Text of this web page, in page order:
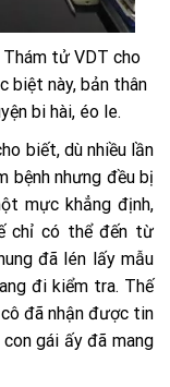
tử VDT cho
biệt này, bản thân
bi hài, éo le.
biết, dù nhiều lần
bệnh nhưng đều bị
mực khẳng định,
chỉ có thể đến từ
đã lén lấy mẫu
đi kiểm tra. Thế
đã nhận được tin
gái ấy đã mang